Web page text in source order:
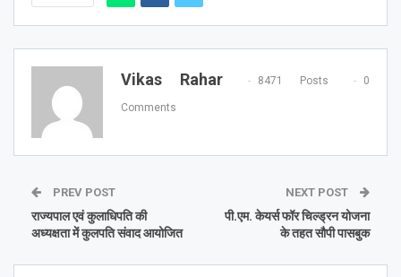
Vikas Rahar 8471 Posts 0
Comments
PREV POST
राज्यपाल एवं कुलाधिपति की
अध्यक्षता में कुलपति संवाद आयोजित
NEXT POST
पी.एम. केयर्स फॉर चिल्ड्रन योजना
के तहत सौपी पासबुक